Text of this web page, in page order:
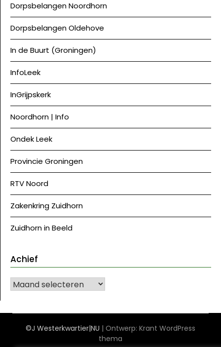
Dorpsbelangen Noordhorn
Dorpsbelangen Oldehove
In de Buurt (Groningen)
InfoLeek
InGrijpskerk
Noordhorn | Info
Ondek Leek
Provincie Groningen
RTV Noord
Zakenkring Zuidhorn
Zuidhorn in Beeld
Achief
Achief
©J Westerkwartier|NU | Ontwerp: Krant WordPress
thema